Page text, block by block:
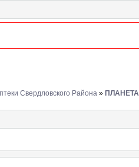
Свердловского Района »